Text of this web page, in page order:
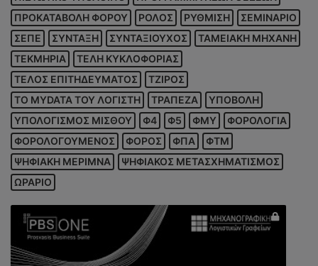
ΠΡΟΚΑΤΑΒΟΛΗ ΦΟΡΟΥ
ΡΟΛΟΣ ΡΥΘΜΙΣΗ
ΣΕΜΙΝΑΡΙΟ
ΣΕΠΕ
ΣΥΝΤΑΞΗ ΣΥΝΤΑΞΙΟΥΧΟΣ
ΤΑΜΕΙΑΚΗ ΜΗΧΑΝΗ
ΤΕΚΜΗΡΙΑ
ΤΕΛΗ ΚΥΚΛΟΦΟΡΙΑΣ
ΤΕΛΟΣ ΕΠΙΤΗΔΕΥΜΑΤΟΣ
ΤΖΙΡΟΣ
ΤΟ MYDATA ΤΟΥ ΛΟΓΙΣΤΗ
ΤΡΑΠΕΖΑ
ΥΠΟΒΟΛΗ
ΥΠΟΛΟΓΙΣΜΟΣ ΜΙΣΘΟΥ
Φ4 Φ5 ΦΜΥ
ΦΟΡΟΛΟΓΙΑ
ΦΟΡΟΛΟΓΟΥΜΕΝΟΣ
ΦΟΡΟΣ ΦΠΑ
ΦΤΜ
ΨΗΦΙΑΚΗ ΜΕΡΙΜΝΑ
ΨΗΦΙΑΚΟΣ ΜΕΤΑΣΧΗΜΑΤΙΣΜΟΣ
ΩΡΑΡΙΟ